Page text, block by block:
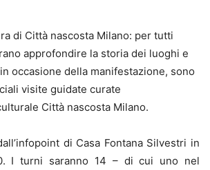
di Città nascosta Milano: per tutti
approfondire la storia dei luoghi e
occasione della manifestazione, sono
visite guidate curate
Città nascosta Milano.
di Casa Fontana Silvestri in
I turni saranno 14 – di cui uno nel